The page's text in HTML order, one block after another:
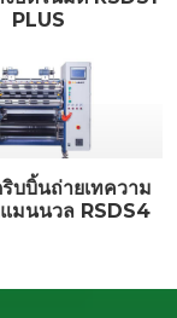
PLUS
ริบบิ้นถ่ายเทความ
มนนวล RSDS4